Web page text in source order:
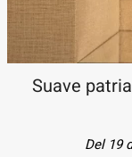
Suave
Del 19